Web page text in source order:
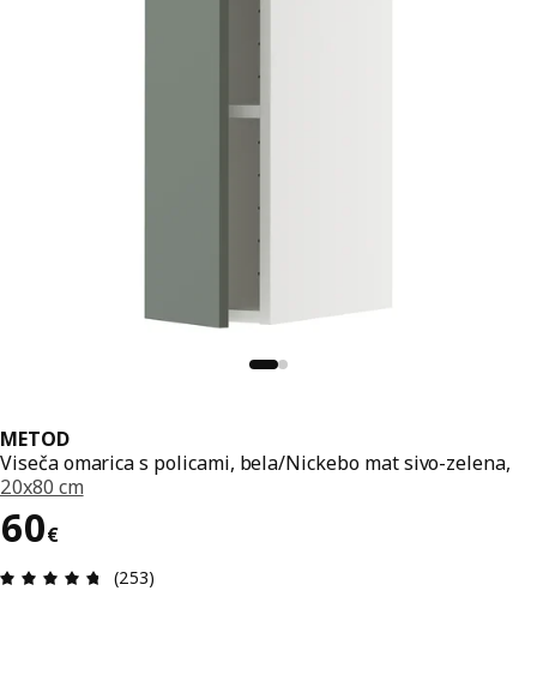
METOD
Viseča omarica s policami, bela/Nickebo mat sivo-zelena,
20x80 cm
60€
Cena 60€
Ocena in komentar: 4.7 od skupno 5 zvezdic.
(253)